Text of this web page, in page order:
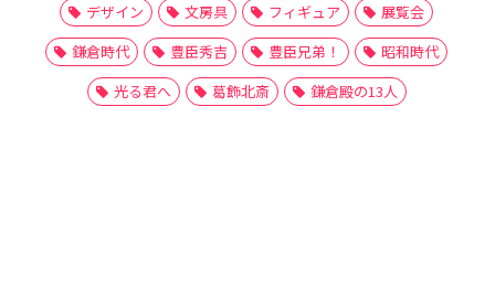
デザイン
文房具 フィギュア
展覧会
鎌倉時代
豊臣秀吉 豊臣兄弟！
昭和時代
光る君へ
葛飾北斎 鎌倉殿の13人